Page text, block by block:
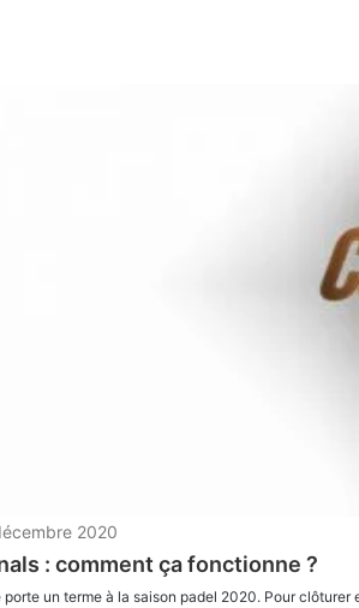
2020
: comment ça fonctionne ?
un terme à la saison padel 2020. Pour